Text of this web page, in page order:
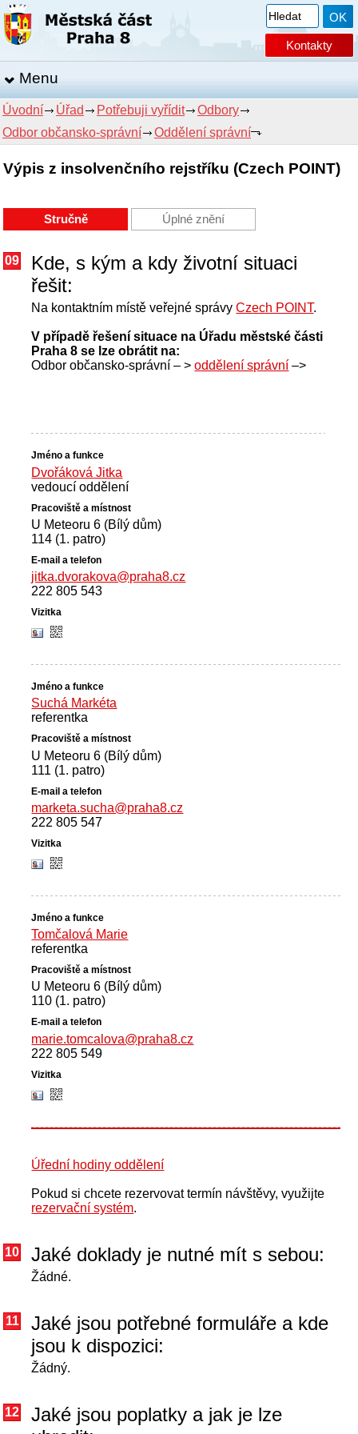
Kontakty
Menu
Úvodní Úřad Potřebuji vyřídit
Odbory
Odbor občansko-správní
Oddělení správní
Výpis z insolvenčního rejstříku (Czech POINT)
Stručně Úplné znění
09
Kde, s kým a kdy životní situaci
řešit:
Na kontaktním místě veřejné správyCzech POINT.
V případě řešení situace na Úřadu městské části
Praha 8 se lze obrátit na:
Odbor občansko-správní – >oddělení správní –>
Dvořáková Jitka
vedoucí oddělení
U Meteoru 6 (Bílý dům)
114 (1. patro)
jitka.dvorakova@praha8.cz
222 805 543
Suchá Markéta
referentka
U Meteoru 6 (Bílý dům)
111 (1. patro)
marketa.sucha@praha8.cz
222 805 547
Tomčalová Marie
referentka
U Meteoru 6 (Bílý dům)
110 (1. patro)
marie.tomcalova@praha8.cz
222 805 549
Úřední hodiny oddělení
Pokud si chcete rezervovat termín návštěvy, využijte
rezervační systém.
10 Jaké doklady je nutné mít s sebou:
Žádné.
11
Jaké jsou potřebné formuláře a kde
jsou k dispozici:
Žádný.
12
Jaké jsou poplatky a jak je lze